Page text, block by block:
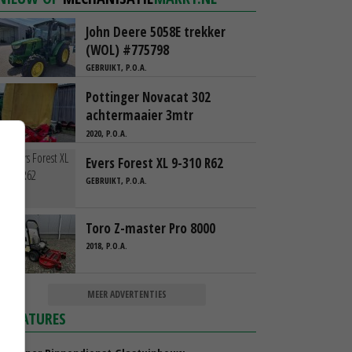
John Deere 5058E trekker
(WOL) #775798
GEBRUIKT, P.O.A.
Pottinger Novacat 302
achtermaaier 3mtr
2020, P.O.A.
Evers Forest XL 9-310 R62
GEBRUIKT, P.O.A.
Toro Z-master Pro 8000
2018, P.O.A.
MEER ADVERTENTIES
VACATURES